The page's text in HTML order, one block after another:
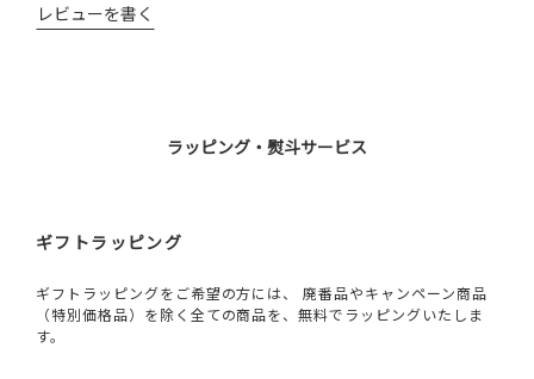
レビューを書く
ラッピング・熨斗サービス
ギフトラッピング
ギフトラッピングをご希望の方には、 廃番品やキャンペーン商品
（特別価格品）を除く全ての商品を、無料でラッピングいたしま
す。